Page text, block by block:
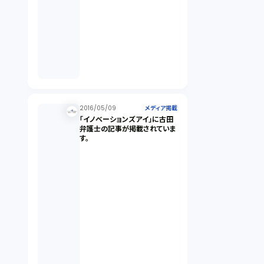
2016/05/09 メディア掲載
「イノベーションズアイ」に古田
弁護士の記事が掲載されていま
す。